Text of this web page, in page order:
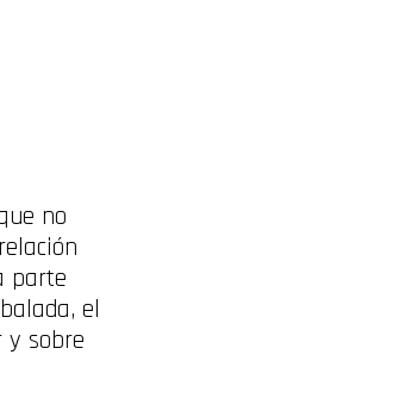
no
parte
el
y sobre